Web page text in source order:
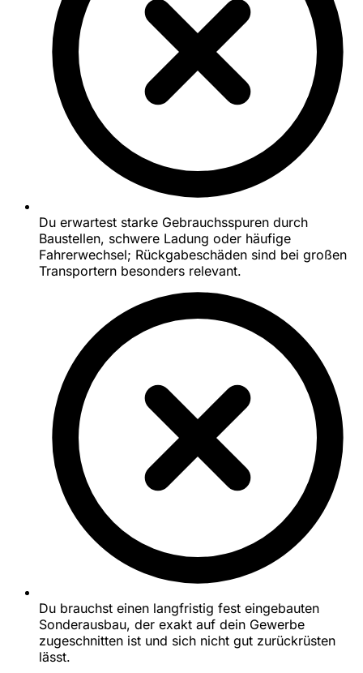
Du erwartest starke Gebrauchsspuren durch
Baustellen, schwere Ladung oder häufige
Fahrerwechsel; Rückgabeschäden sind bei großen
Transportern besonders relevant.
Du brauchst einen langfristig fest eingebauten
Sonderausbau, der exakt auf dein Gewerbe
zugeschnitten ist und sich nicht gut zurückrüsten
lässt.